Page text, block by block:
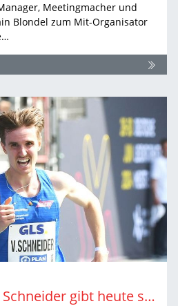
Meetingmacher und
Blondel zum Mit-Organisator
Olympia | Velten Schneider gibt heute sein Olympia-Debüt